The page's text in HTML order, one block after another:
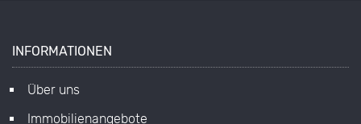
INFORMATIONEN
Über uns
Immobilienangebote